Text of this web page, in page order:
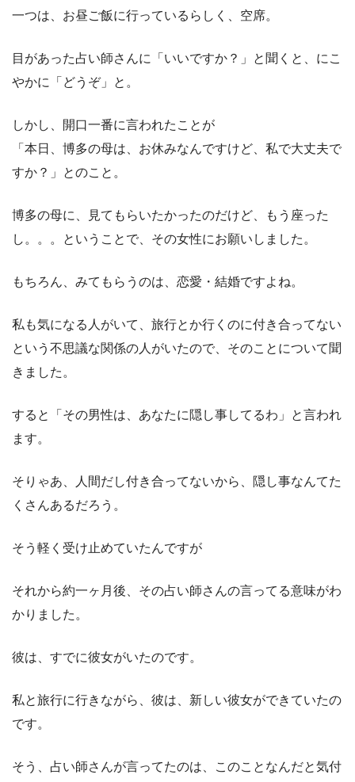
一つは、お昼ご飯に行っているらしく、空席。
目があった占い師さんに「いいですか？」と聞くと、にこ
やかに「どうぞ」と。
しかし、開口一番に言われたことが
「本日、博多の母は、お休みなんですけど、私で大丈夫で
すか？」とのこと。
博多の母に、見てもらいたかったのだけど、もう座った
し。。。ということで、その女性にお願いしました。
もちろん、みてもらうのは、恋愛・結婚ですよね。
私も気になる人がいて、旅行とか行くのに付き合ってない
という不思議な関係の人がいたので、そのことについて聞
きました。
すると「その男性は、あなたに隠し事してるわ」と言われ
ます。
そりゃあ、人間だし付き合ってないから、隠し事なんてた
くさんあるだろう。
そう軽く受け止めていたんですが
それから約一ヶ月後、その占い師さんの言ってる意味がわ
かりました。
彼は、すでに彼女がいたのです。
私と旅行に行きながら、彼は、新しい彼女ができていたの
です。
そう、占い師さんが言ってたのは、このことなんだと気付